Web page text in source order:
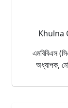
Khulna
এমবিবিএস
অধ্যাপক,